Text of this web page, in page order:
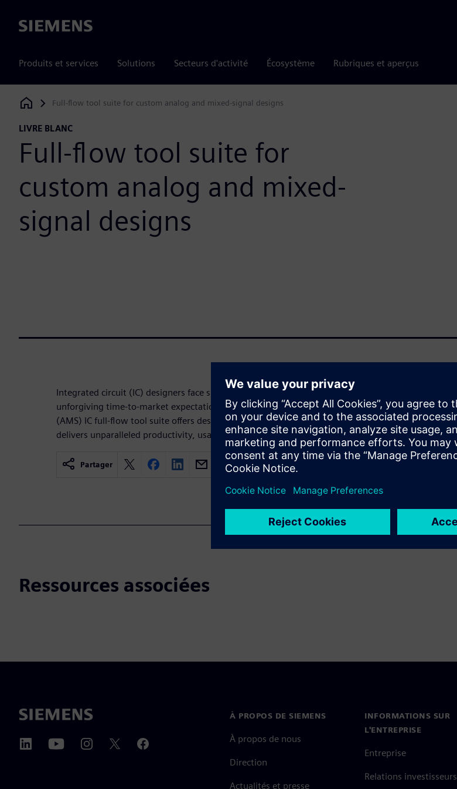
Siemens
Produits et services Solutions Secteurs d'activité Écosystème Rubriques et aperçus
Siemens Digital Industries Software
Full-flow tool suite for custom analog and mixed-signal designs
LIVRE BLANC
Full-flow tool suite for
custom analog and mixed-
signal designs
Integrated circuit (IC) designers face significant developmental challenges and
unforgiving time-to-market expectations. Siemens EDA’s analog/mixed-signal
(AMS) IC full-flow tool suite offers designers a cost-effective alternative that
delivers unparalleled productivity, usability and price-performance.
Partager
Ressources associées
À PROPOS DE SIEMENS
À propos de nous
Direction
Actualités et presse
INFORMATIONS SUR
L'ENTREPRISE
Entreprise
Relations investisseurs